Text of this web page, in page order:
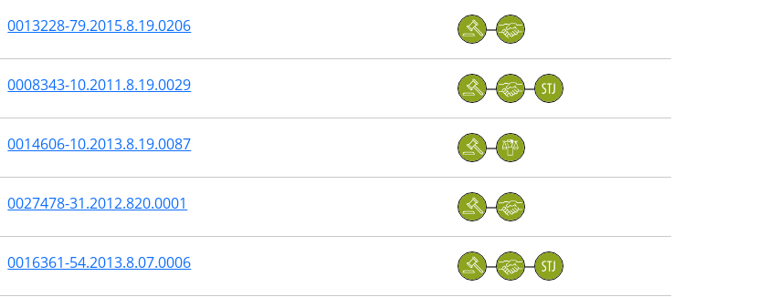
0013228-79.2015.8.19.0206
0008343-10.2011.8.19.0029
0014606-10.2013.8.19.0087
0027478-31.2012.820.0001
0016361-54.2013.8.07.0006